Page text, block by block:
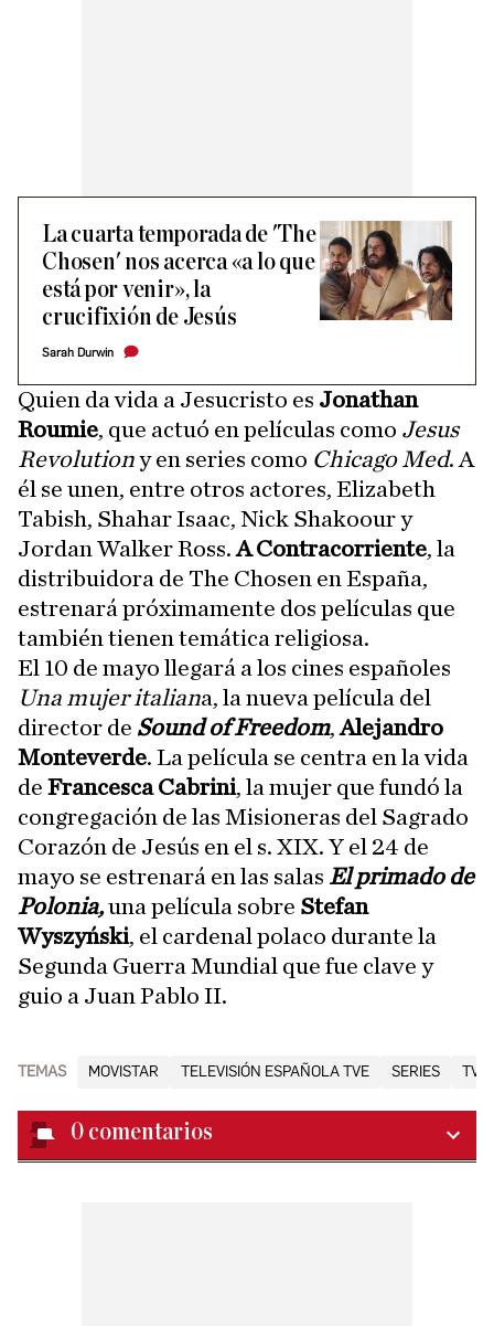
La cuarta temporada de 'The
Chosen' nos acerca «a lo que
está por venir», la
crucifixión de Jesús
Sarah Durwin
Quien da vida a Jesucristo es Jonathan
Roumie, que actuó en películas como Jesus
Revolutiony en series como Chicago Med. A
él se unen, entre otros actores, Elizabeth
Tabish, Shahar Isaac, Nick Shakoour y
Jordan Walker Ross.A Contracorriente, la
distribuidora de The Chosen en España,
estrenará próximamente dos películas que
también tienen temática religiosa.
El 10 de mayo llegará a los cines españoles
Una mujer italiana, la nueva película del
director de Sound of Freedom,Alejandro
Monteverde. La película se centra en la vida
de Francesca Cabrini, la mujer que fundó la
congregación de las Misioneras del Sagrado
Corazón de Jesús en el s. XIX. Y el 24 de
mayo se estrenará en las salas El primado de
Polonia,una película sobre Stefan
Wyszyński, el cardenal polaco durante la
Segunda Guerra Mundial que fue clave y
guio a Juan Pablo II.
TEMAS MOVISTAR TELEVISIÓN ESPAÑOLA TVE SERIES TV
0 comentarios